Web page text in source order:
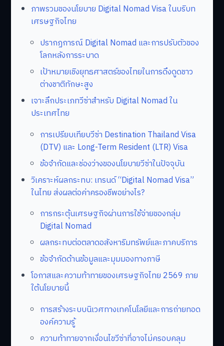
ภาพรวมของนโยบาย Digital Nomad Visa ในบริบท
เศรษฐกิจไทย
ปรากฏการณ์ Digital Nomad และการปรับตัวของ
โลกหลังการระบาด
เป้าหมายเชิงยุทธศาสตร์ของไทยในการดึงดูดชาว
ต่างชาติทักษะสูง
เจาะลึกประเภทวีซ่าสำหรับ Digital Nomad ใน
ประเทศไทย
การเปรียบเทียบวีซ่า Destination Thailand Visa
(DTV) และ Long-Term Resident (LTR) Visa
ข้อจำกัดและช่องว่างของนโยบายวีซ่าในปัจจุบัน
วิเคราะห์ผลกระทบ: เทรนด์ “Digital Nomad Visa”
ในไทย ส่งผลต่อค่าครองชีพอย่างไร?
การกระตุ้นเศรษฐกิจผ่านการใช้จ่ายของกลุ่ม
Digital Nomad
ผลกระทบต่อตลาดอสังหาริมทรัพย์และภาคบริการ
ข้อจำกัดด้านข้อมูลและมุมมองทางภาษี
โอกาสและความท้าทายของเศรษฐกิจไทย 2569 ภาย
ใต้นโยบายนี้
การสร้างระบบนิเวศทางเทคโนโลยีและการถ่ายทอด
องค์ความรู้
ความท้าทายจากเงื่อนไขวีซ่าที่อาจไม่ครอบคลุม